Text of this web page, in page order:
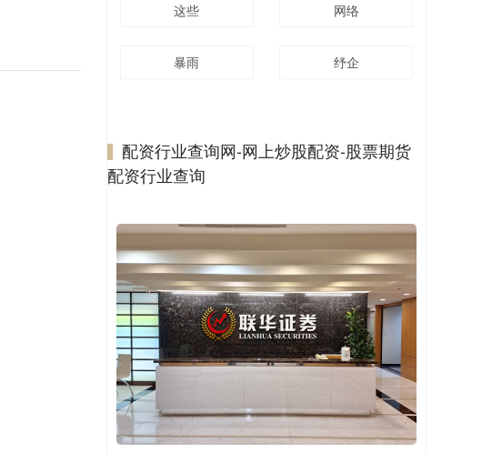
这些 网络
暴雨 纾企
配资行业查询网-网上炒股配资-股票期货
配资行业查询